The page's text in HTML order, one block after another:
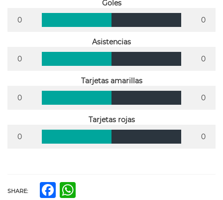
Goles
0
0
Asistencias
0
0
Tarjetas amarillas
0
0
Tarjetas rojas
0
0
SHARE: Facebook